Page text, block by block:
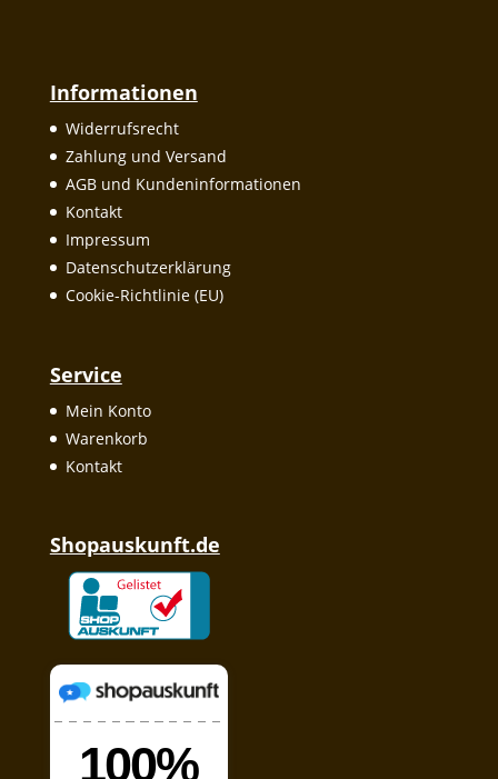
Informationen
Widerrufsrecht
Zahlung und Versand
AGB und Kundeninformationen
Kontakt
Impressum
Datenschutzerklärung
Cookie-Richtlinie (EU)
Service
Mein Konto
Warenkorb
Kontakt
Shopauskunft.de